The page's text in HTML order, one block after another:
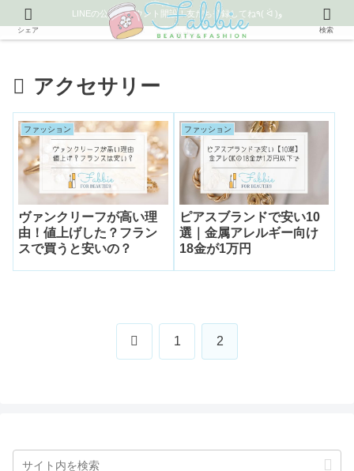
LINEの公式アカウント開設！友だち登録してね٩( ᐛ )و
アクセサリー
ファッション
ヴァンクリーフが高い理
由！値上げした？フラン
スで買うと安いの？
ファッション
ピアスブランドで安い10
選｜金属アレルギー向け
18金が1万円
前 1 2
シェア 検索